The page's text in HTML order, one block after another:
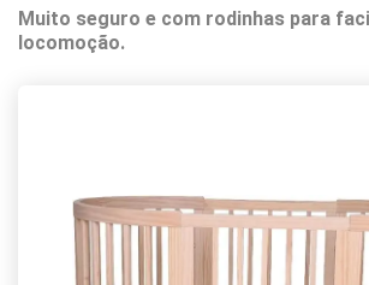
Muito seguro e com rodinhas para
locomoção.